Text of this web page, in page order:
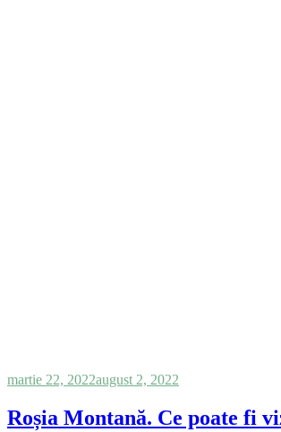
martie 22, 2022august 2, 2022
Roșia Montană. Ce poate fi